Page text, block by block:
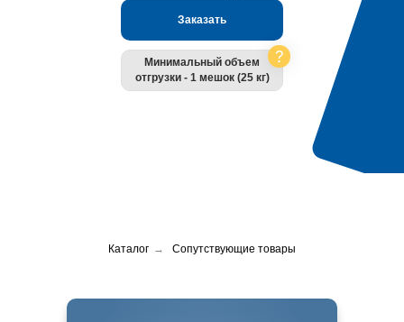
Минимальный объем
отгрузки - 1 мешок (25 кг)
Заказать
Каталог → Сопутствующие товары